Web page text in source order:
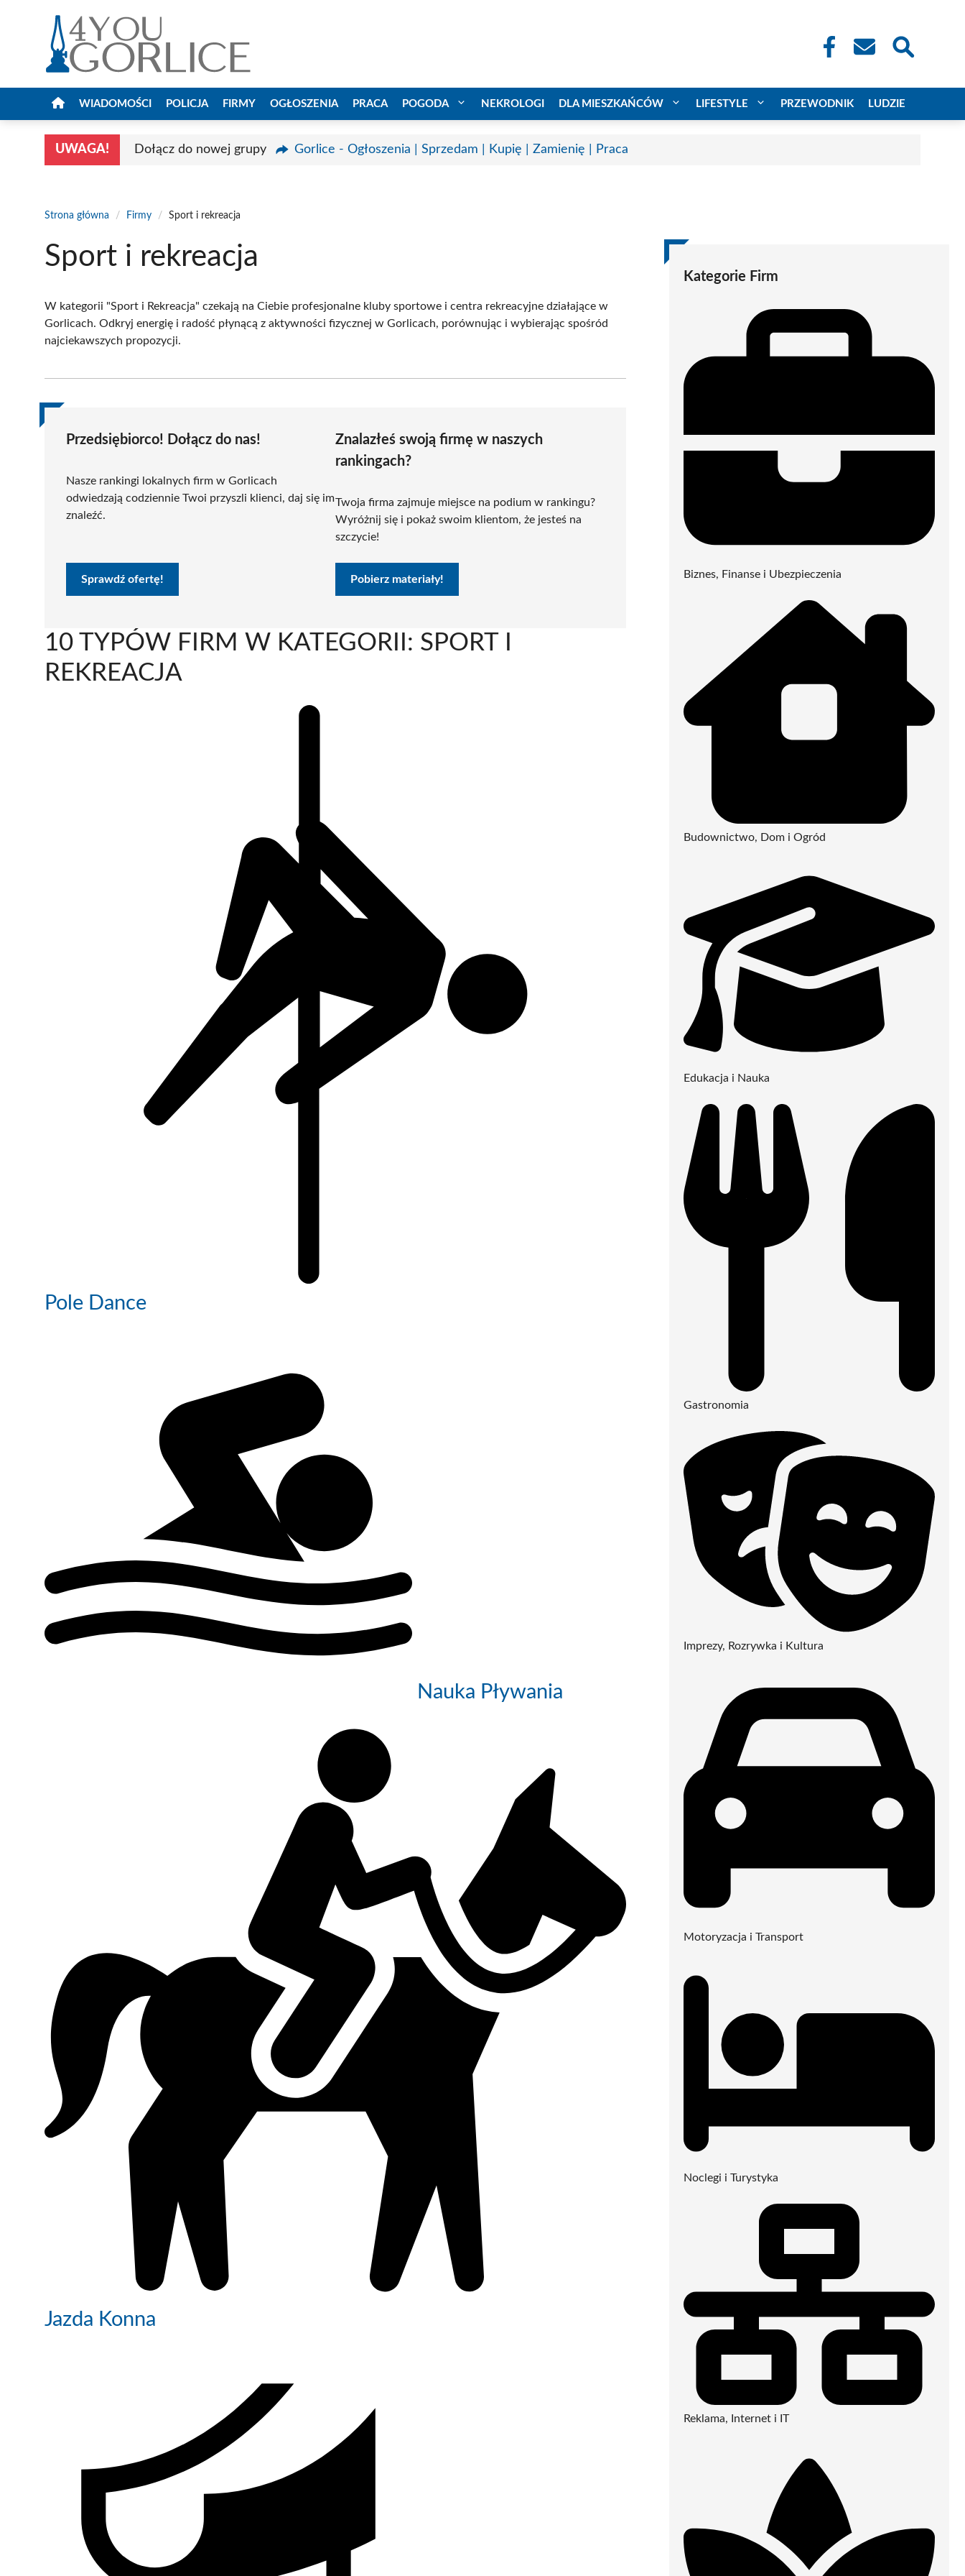
WIADOMOŚCI POLICJA FIRMY OGŁOSZENIA PRACA POGODA NEKROLOGI DLA MIESZKAŃCÓW LIFESTYLE PRZEWODNIK LUDZIE
UWAGA! Dołącz do nowej grupy Gorlice - Ogłoszenia | Sprzedam | Kupię | Zamienię | Praca
Strona główna / Firmy / Sport i rekreacja
Sport i rekreacja
W kategorii "Sport i Rekreacja" czekają na Ciebie profesjonalne kluby sportowe i centra rekreacyjne działające w
Gorlicach. Odkryj energię i radość płynącą z aktywności fizycznej w Gorlicach, porównując i wybierając spośród
najciekawszych propozycji.
Przedsiębiorco! Dołącz do nas!
Nasze rankingi lokalnych firm w Gorlicach
odwiedzają codziennie Twoi przyszli klienci, daj się im
znaleźć.
Sprawdź ofertę!
Znalazłeś swoją firmę w naszych
rankingach?
Twoja firma zajmuje miejsce na podium w rankingu?
Wyróżnij się i pokaż swoim klientom, że jesteś na
szczycie!
Pobierz materiały!
10 TYPÓW FIRM W KATEGORII: SPORT I
REKREACJA
Pole Dance
Nauka Pływania
Jazda Konna
Kategorie Firm
Biznes, Finanse i Ubezpieczenia
Budownictwo, Dom i Ogród
Edukacja i Nauka
Gastronomia
Imprezy, Rozrywka i Kultura
Motoryzacja i Transport
Noclegi i Turystyka
Reklama, Internet i IT